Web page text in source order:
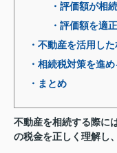
・評価額が相
・評価額を適
・不動産を活用し
・相続税対策を進
・まとめ
不動産を相続する際に
の税金を正しく理解し